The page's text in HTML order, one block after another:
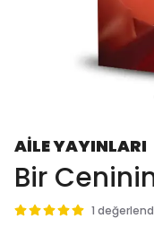
AİLE YAYINLARI
Bir
1